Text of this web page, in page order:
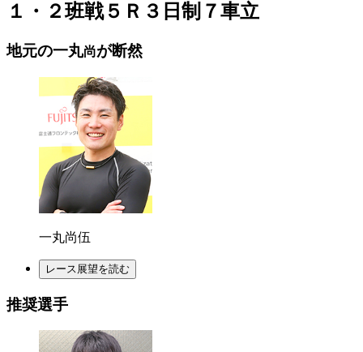
１・２班戦５Ｒ３日制７車立
地元の一丸尚が断然
一丸尚伍
レース展望を読む
推奨選手